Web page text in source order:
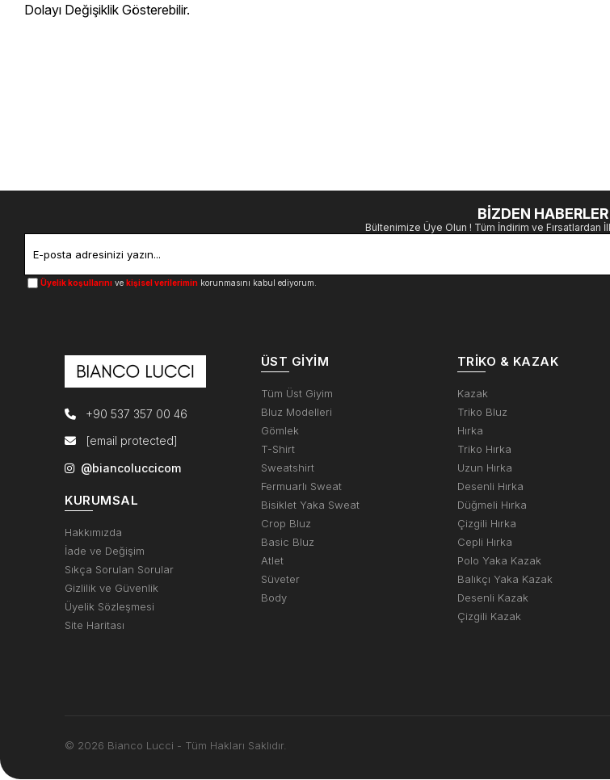
Dolayı Değişiklik Gösterebilir.
BİZDEN HABERLER
Bültenimize Üye Olun ! Tüm İndirim ve Fırsatlardan
Üyelik koşullarını ve kişisel verilerimin korunmasını kabul ediyorum.
+90 537 357 00 46
[email protected]
@biancoluccicom
KURUMSAL
Hakkımızda
İade ve Değişim
Sıkça Sorulan Sorular
Gizlilik ve Güvenlik
Üyelik Sözleşmesi
Site Haritası
ÜST GIYIM
Tüm Üst Giyim
Bluz Modelleri
Gömlek
T-Shirt
Sweatshirt
Fermuarlı Sweat
Bisiklet Yaka Sweat
Crop Bluz
Basic Bluz
Atlet
Süveter
Body
TRIKO & KAZAK
Kazak
Triko Bluz
Hırka
Triko Hırka
Uzun Hırka
Desenli Hırka
Düğmeli Hırka
Çizgili Hırka
Cepli Hırka
Polo Yaka Kazak
Balıkçı Yaka Kazak
Desenli Kazak
Çizgili Kazak
© 2026 Bianco Lucci - Tüm Hakları Saklıdır.